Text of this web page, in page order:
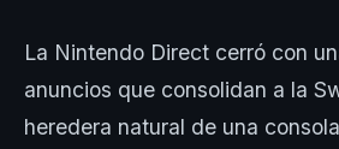
La Nintendo Direct cerró con
anuncios que consolidan a la
heredera natural de una